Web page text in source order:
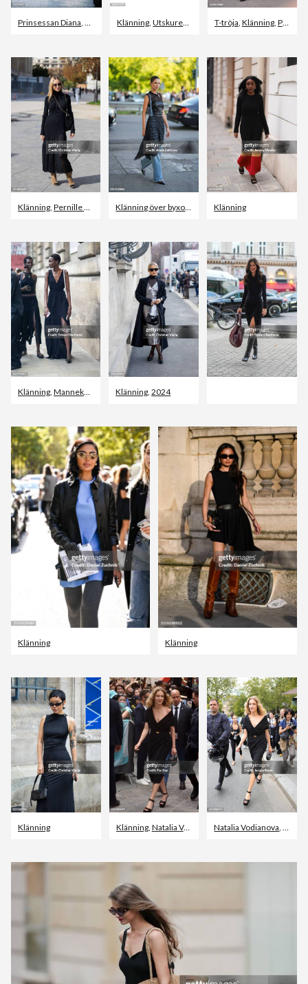
Prinsessan Diana, Klänning ,Prinsessa
Klänning,Utskuren bild Vit bakgrund
T-tröja, Klänning, Purpur
Klänning, Pernille Teisbaek ,Paris Klänning över byxor, ,Klänning
Klänning
Klänning Mannekäng Klänning ,2024
Klänning Klänning
Klänning Klänning, Natalia Vodianova ,Christian Dior -
Natalia Vodianova